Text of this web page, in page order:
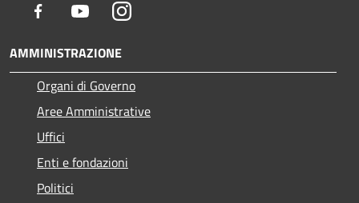
Facebook YoutubeInstagram
AMMINISTRAZIONE
Organi di Governo
Aree Amministrative
Uffici
Enti e fondazioni
Politici